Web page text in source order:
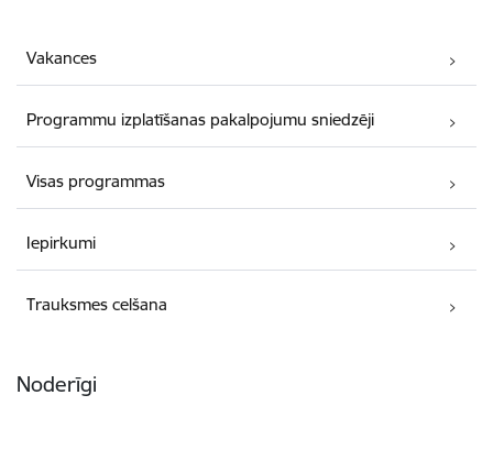
Vakances
Programmu izplatīšanas pakalpojumu sniedzēji
Visas programmas
Iepirkumi
Trauksmes celšana
Noderīgi